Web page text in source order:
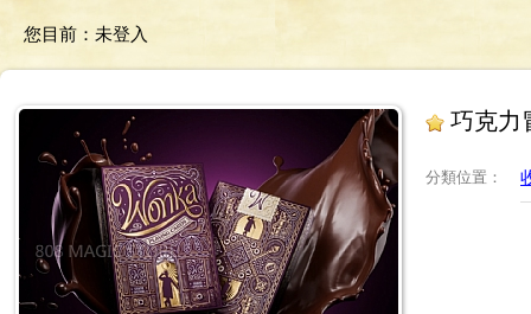
您目前： 未登入
巧克力
分類位置 ：